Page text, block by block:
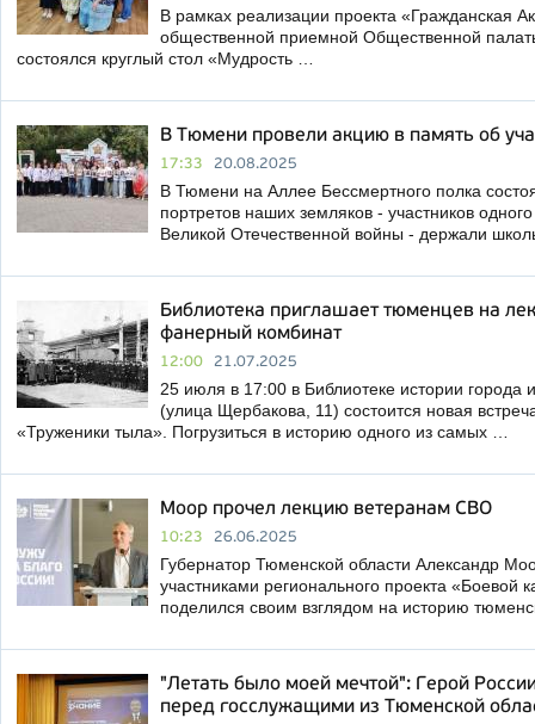
В рамках реализации проекта «Гражданская
общественной приемной Общественной
состоялся круглый стол «Мудрость …
В Тюмени провели акцию в память об
17:33 20.08.2025
В Тюмени на Аллее Бессмертного полка
портретов наших земляков - участников
Великой Отечественной войны - держали
Библиотека приглашает тюменцев на
фанерный комбинат
12:00 21.07.2025
25 июля в 17:00 в Библиотеке истории города
(улица Щербакова, 11) состоится новая
«Труженики тыла». Погрузиться в историю одного из самых …
Моор прочел лекцию ветеранам СВО
10:23 26.06.2025
Губернатор Тюменской области Александр
участниками регионального проекта «Боевой
поделился своим взглядом на историю
"Летать было моей мечтой": Герой
перед госслужащими из Тюменской